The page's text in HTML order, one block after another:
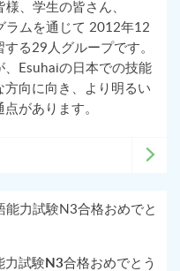
、学生の皆さん、
ラムを通じて 2012年12
る29人グループです。
Esuhaiの日本での技能
向に向き、より明るい
があります。
試験N3合格おめでとう